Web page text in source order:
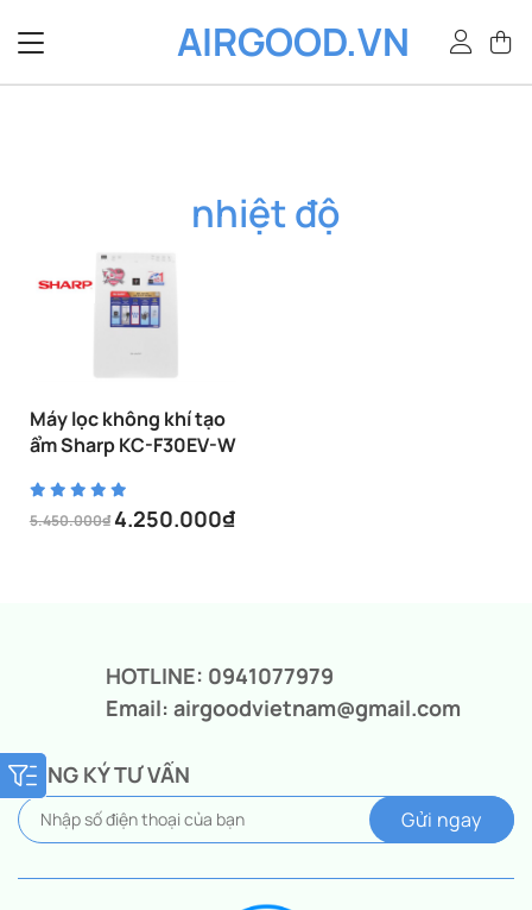
qua
dung
AIRGOOD.VN
nhiệt độ
Máy lọc không khí tạo
ẩm Sharp KC-F30EV-W
5.450.000₫ 4.250.000₫
HOTLINE: 0941077979
Email: airgoodvietnam@gmail.com
ĐĂNG KÝ TƯ VẤN